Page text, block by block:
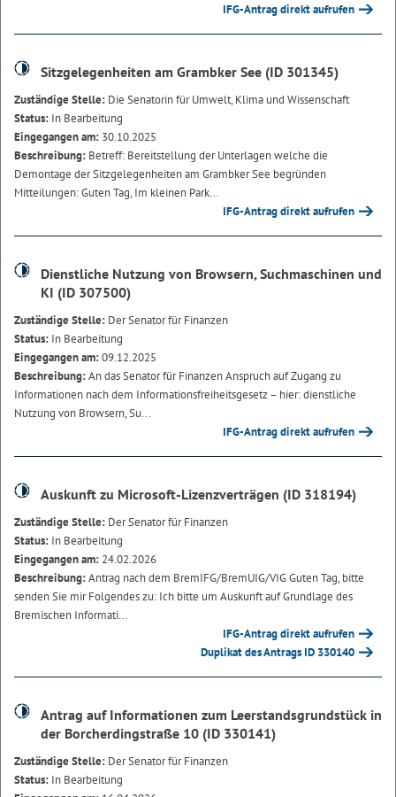
IFG-Antrag direkt aufrufen
Sitzgelegenheiten am Grambker See (ID 301345)
Zuständige Stelle: Die Senatorin für Umwelt, Klima und Wissenschaft
Status: In Bearbeitung
Eingegangen am: 30.10.2025
Beschreibung: Betreff: Bereitstellung der Unterlagen welche die
Demontage der Sitzgelegenheiten am Grambker See begründen
Mitteilungen: Guten Tag, Im kleinen Park...
IFG-Antrag direkt aufrufen
Dienstliche Nutzung von Browsern, Suchmaschinen und
KI (ID 307500)
Zuständige Stelle: Der Senator für Finanzen
Status: In Bearbeitung
Eingegangen am:09.12.2025
Beschreibung:An das Senator für Finanzen Anspruch auf Zugang zu
Informationen nach dem Informationsfreiheitsgesetz – hier: dienstliche
Nutzung von Browsern, Su...
IFG-Antrag direkt aufrufen
Auskunft zu Microsoft-Lizenzverträgen (ID 318194)
Zuständige Stelle: Der Senator für Finanzen
Status: In Bearbeitung
Eingegangen am: 24.02.2026
Beschreibung:Antrag nach dem BremIFG/BremUIG/VIG Guten Tag, bitte
senden Sie mir Folgendes zu: Ich bitte um Auskunft auf Grundlage des
Bremischen Informati...
IFG-Antrag direkt aufrufen
Duplikat des Antrags ID 330140
Antrag auf Informationen zum Leerstandsgrundstück in
der Borcherdingstraße 10 (ID 330141)
Zuständige Stelle: Der Senator für Finanzen
Status: In Bearbeitung